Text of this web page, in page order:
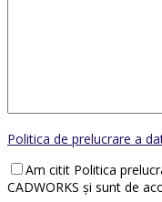
Politica de prelucrare a
Am citit Politica
CADWORKS și sunt de